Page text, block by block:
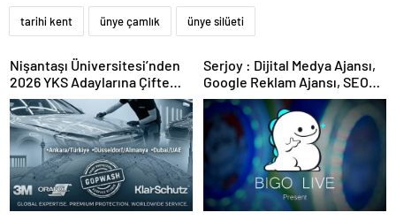
tarihi kent ünye çamlık ünye silüeti
Nişantaşı Üniversitesi’nden
2026 YKS Adaylarına Çifte
Güvence: Sabit Ücret ve
Kesintisiz Burs
Serjoy : Dijital Medya Ajansı,
Google Reklam Ajansı, SEO
Ajansı ve Web Tasarım Ajansı